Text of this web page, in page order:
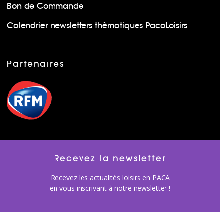
Bon de Commande
Calendrier newsletters thèmatiques PacaLoisirs
Partenaires
Recevez la newsletter
Recevez les actualités loisirs en PACA
en vous inscrivant à notre newsletter !